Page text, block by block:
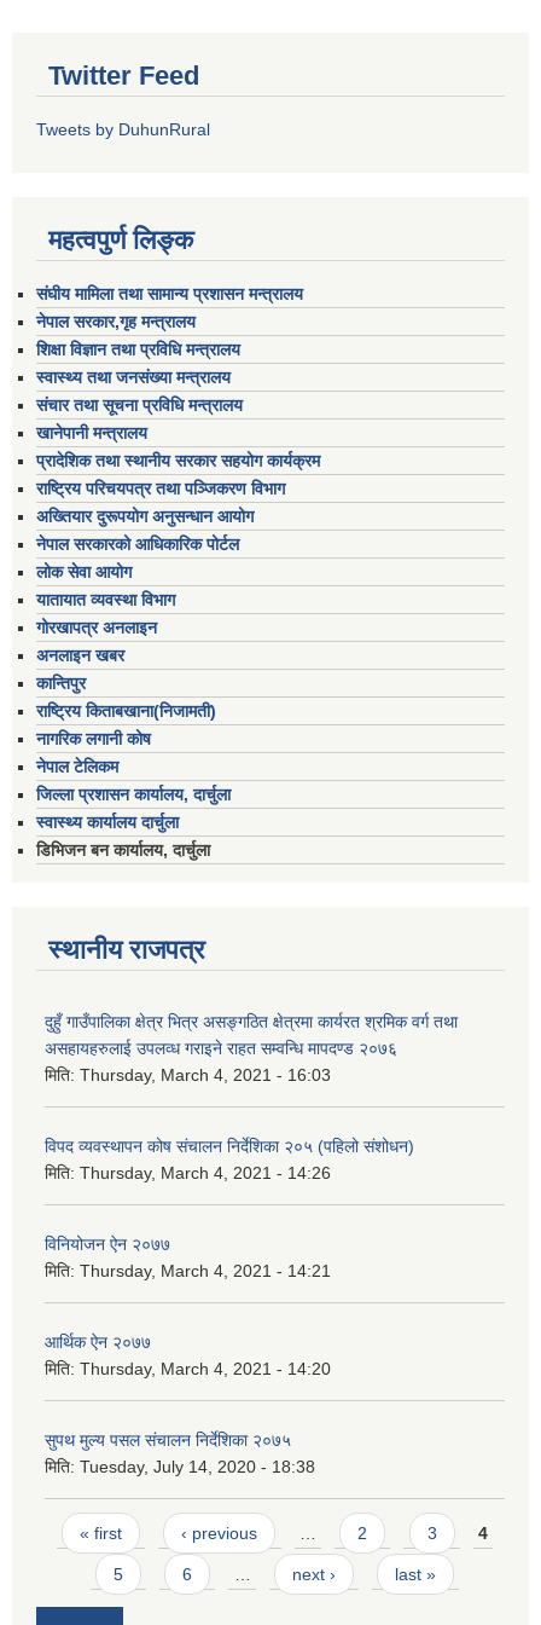
Twitter Feed
Tweets by DuhunRural
महत्वपुर्ण लिङ्क
संघीय मामिला तथा सामान्य प्रशासन मन्त्रालय
नेपाल सरकार,गृह मन्त्रालय
शिक्षा विज्ञान तथा प्रविधि मन्त्रालय
स्वास्थ्य तथा जनसंख्या मन्त्रालय
संचार तथा सूचना प्रविधि मन्त्रालय
खानेपानी मन्त्रालय
प्रादेशिक तथा स्थानीय सरकार सहयोग कार्यक्रम
राष्ट्रिय परिचयपत्र तथा पञ्जिकरण विभाग
अख्तियार दुरूपयोग अनुसन्धान आयोग
नेपाल सरकारको आधिकारिक पोर्टल
लोक सेवा आयोग
यातायात व्यवस्था विभाग
गोरखापत्र अनलाइन
अनलाइन खबर
कान्तिपुर
राष्ट्रिय किताबखाना(निजामती)
नागरिक लगानी कोष
नेपाल टेलिकम
जिल्ला प्रशासन कार्यालय, दार्चुला
स्वास्थ्य कार्यालय दार्चुला
डिभिजन बन कार्यालय, दार्चुला
स्थानीय राजपत्र
दुहुँ गाउँपालिका क्षेत्र भित्र असङ्गठित क्षेत्रमा कार्यरत श्रमिक वर्ग तथा
असहायहरुलाई उपलव्ध गराइने राहत सम्वन्धि मापदण्ड २०७६
मिति: Thursday, March 4, 2021 - 16:03
विपद व्यवस्थापन कोष संचालन निर्देशिका २०५ (पहिलो संशोधन)
मिति: Thursday, March 4, 2021 - 14:26
विनियोजन ऐन २०७७
मिति: Thursday, March 4, 2021 - 14:21
आर्थिक ऐन २०७७
मिति: Thursday, March 4, 2021 - 14:20
सुपथ मुल्य पसल संचालन निर्देशिका २०७५
मिति: Tuesday, July 14, 2020 - 18:38
Pages
« first ‹ previous 2 3 4
5 6 next › last »